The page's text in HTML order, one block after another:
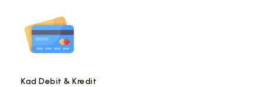
Kad Debit & Kredit